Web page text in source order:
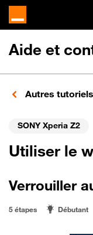
Aide et
Autres tutoriels
SONY Xperia Z2
Utiliser le
Verrouiller
5 étapes Débutant